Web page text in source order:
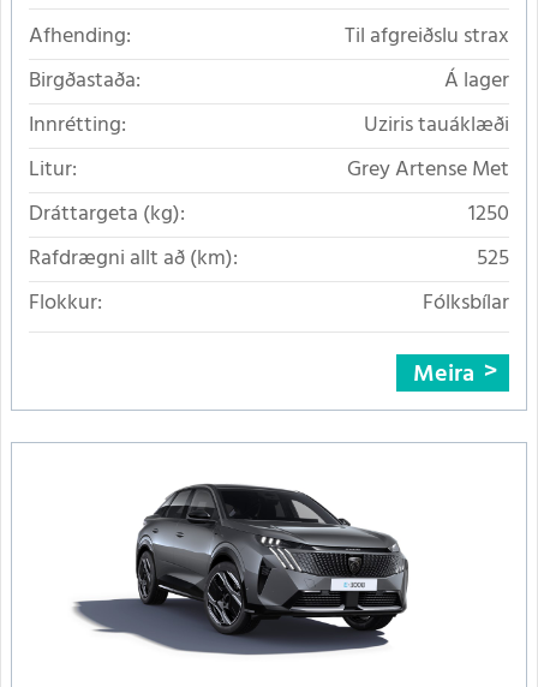
Afhending:
Til afgreiðslu strax
Birgðastaða:
Á lager
Innrétting:
Uziris tauáklæði
Litur:
Grey Artense Met
Dráttargeta (kg):
1250
Rafdrægni allt að (km):
525
Flokkur:
Fólksbílar
Meira